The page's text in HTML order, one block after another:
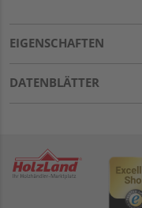
EIGENSCHAFTEN
DATENBLÄTTER